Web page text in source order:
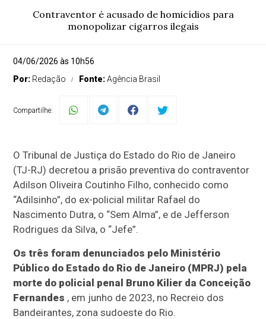
Contraventor é acusado de homicídios para
monopolizar cigarros ilegais
04/06/2026 às 10h56
Por: Redação Fonte:Agência Brasil
Compartilhe:
O Tribunal de Justiça do Estado do Rio de Janeiro
(TJ-RJ) decretou a prisão preventiva do contraventor
Adilson Oliveira Coutinho Filho, conhecido como
“Adilsinho”, do ex-policial militar Rafael do
Nascimento Dutra, o “Sem Alma”, e de Jefferson
Rodrigues da Silva, o “Jefe”.
Os três foram denunciados pelo Ministério
Público do Estado do Rio de Janeiro (MPRJ) pela
morte do policial penal Bruno Kilier da Conceição
Fernandes , em junho de 2023, no Recreio dos
Bandeirantes, zona sudoeste do Rio.